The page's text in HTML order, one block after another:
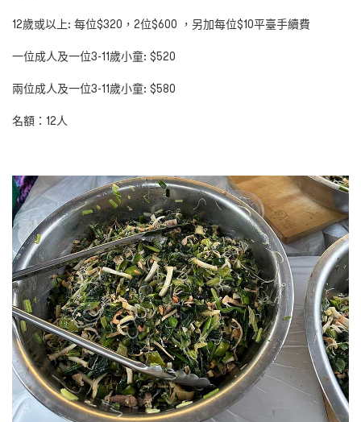
12歲或以上: 每位$320，2位$600 ，另加每位$10平臺手續費
一位成人及一位3-11歲小童: $520
兩位成人及一位3-11歲小童: $580
名額： 12人